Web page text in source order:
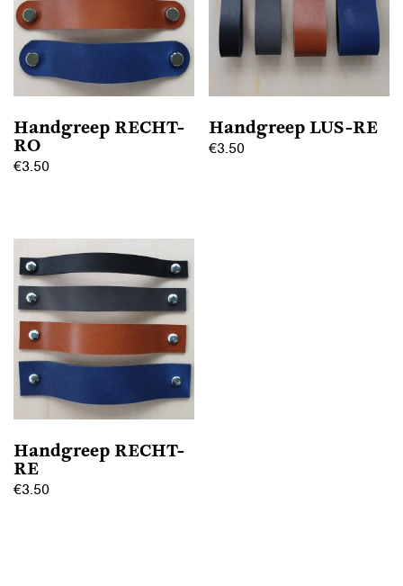
Handgreep RECHT-
RO
€3.50
meerdere
variaties.
Deze
optie
kan
gekozen
worden
de
productpagina
Handgreep LUS-RE
€3.50
Handgreep RECHT-
RE
€3.50